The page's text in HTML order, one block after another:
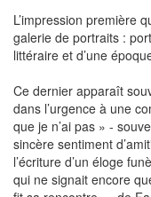
L’impression première
galerie de portraits :
littéraire et d’une
Ce dernier apparaît
dans l’urgence à une
que je n’ai pas » -
sincère sentiment
l’écriture d’un éloge
qui ne signait encore